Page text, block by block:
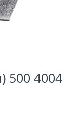
500 4004